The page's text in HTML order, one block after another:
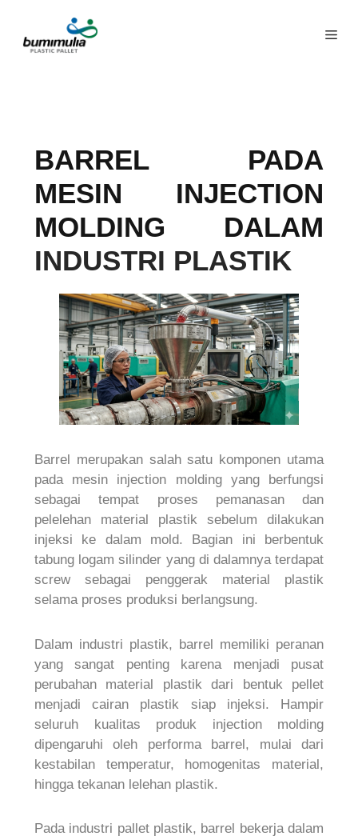
BARREL PADA
MESIN INJECTION
MOLDING DALAM
INDUSTRI PLASTIK
Barrel merupakan salah satu komponen utama
pada mesin injection molding yang berfungsi
sebagai tempat proses pemanasan dan
pelelehan material plastik sebelum dilakukan
injeksi ke dalam mold. Bagian ini berbentuk
tabung logam silinder yang di dalamnya terdapat
screw sebagai penggerak material plastik
selama proses produksi berlangsung.
Dalam industri plastik, barrel memiliki peranan
yang sangat penting karena menjadi pusat
perubahan material plastik dari bentuk pellet
menjadi cairan plastik siap injeksi. Hampir
seluruh kualitas produk injection molding
dipengaruhi oleh performa barrel, mulai dari
kestabilan temperatur, homogenitas material,
hingga tekanan lelehan plastik.
Pada industri pallet plastik, barrel bekerja dalam